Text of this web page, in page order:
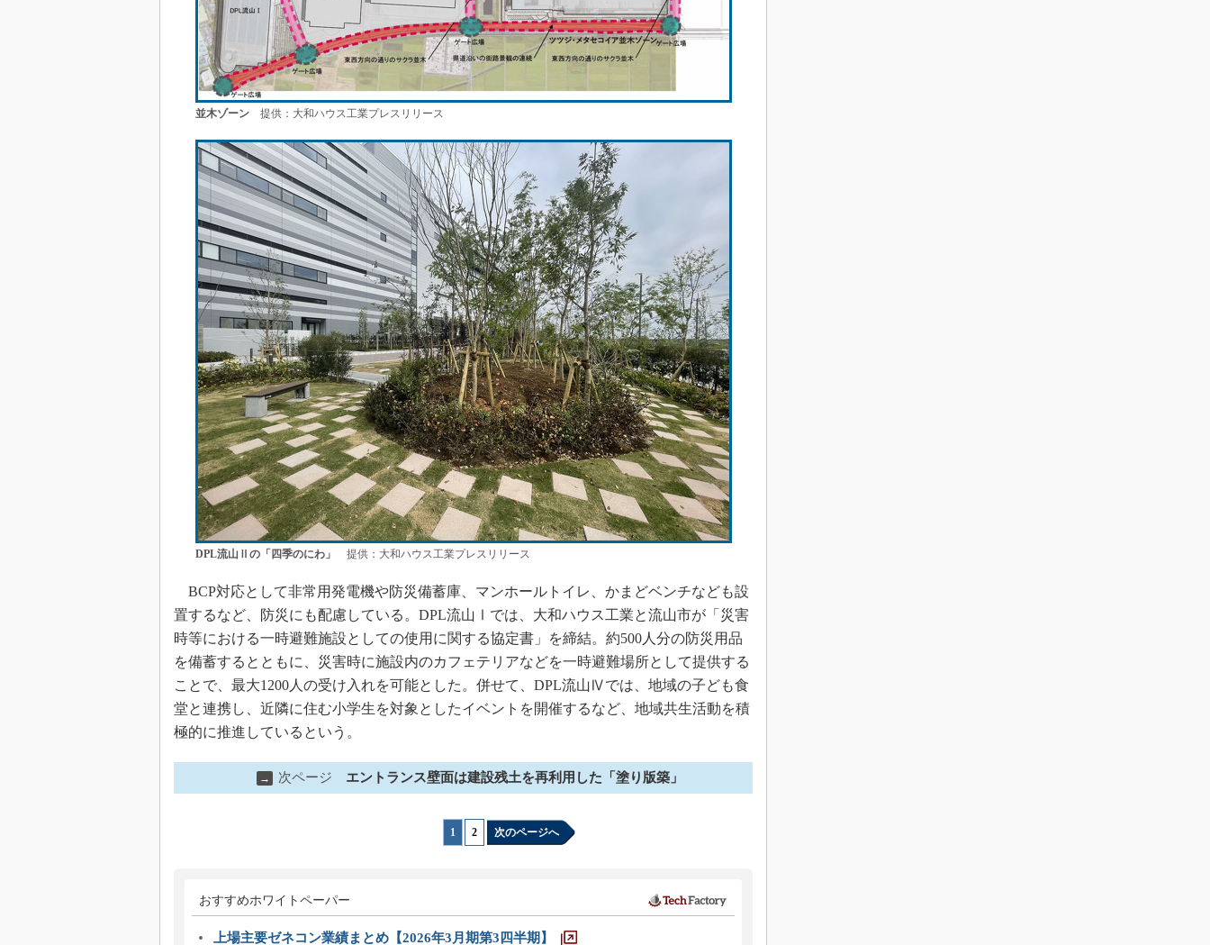
並木ゾーン提供：大和ハウス工業プレスリリース
DPL流山Ⅱの「四季のにわ」 提供：大和ハウス工業プレスリリース
BCP対応として非常用発電機や防災備蓄庫、マンホールトイレ、かまどベンチなども設
置するなど、防災にも配慮している。DPL流山Ⅰでは、大和ハウス工業と流山市が「災害
時等における一時避難施設としての使用に関する協定書」を締結。約500人分の防災用品
を備蓄するとともに、災害時に施設内のカフェテリアなどを一時避難場所として提供する
ことで、最大1200人の受け入れを可能とした。併せて、DPL流山Ⅳでは、地域の子ども食
堂と連携し、近隣に住む小学生を対象としたイベントを開催するなど、地域共生活動を積
極的に推進しているという。
→ 次ページ エントランス壁面は建設残土を再利用した「塗り版築」
1 2 次のページへ
おすすめホワイトペーパー
上場主要ゼネコン業績まとめ【2026年3月期第3四半期】